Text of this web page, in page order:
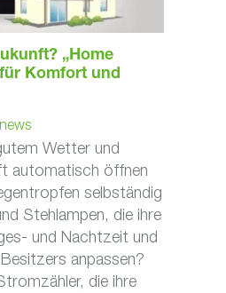
„Home
Komfort und
Wetter und
automatisch öffnen
selbständig
Stehlampen, die ihre
und Nachtzeit und
anpassen?
die ihre